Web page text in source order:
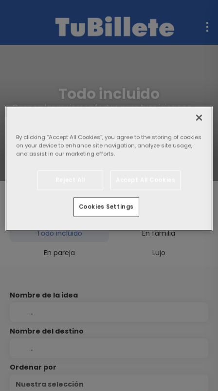
Todo incluido
¡Conoce las mejores ofertas para tus viajes con
Todo incluido
En familia
En pareja
Lujo
Nombre de la idea
Nombre del destino
Ordenar por
Nuestra selección
By clicking “Accept All Cookies”, you agree to the storing of cookies
on your device to enhance site navigation, analyze site usage,
and assist in our marketing efforts.
Cookies Settings